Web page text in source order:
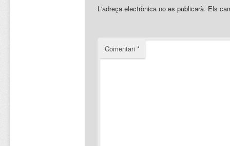
L'adreça electrònica no es publicarà. Els
Comentari *